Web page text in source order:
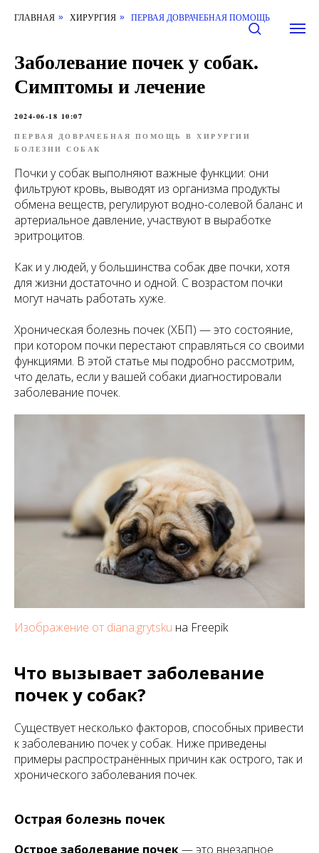
ГЛАВНАЯ » ХИРУРГИЯ » ПЕРВАЯ ДОВРАЧЕБНАЯ ПОМОЩЬ
Заболевание почек у собак.
Симптомы и лечение
2024-06-18 10:07
ПЕРВАЯ ДОВРАЧЕБНАЯ ПОМОЩЬ В ХИРУРГИИ
БОЛЕЗНИ СОБАК
Почки у собак выполняют важные функции: они
фильтруют кровь, выводят из организма продукты
обмена веществ, регулируют водно-солевой баланс и
артериальное давление, участвуют в выработке
эритроцитов.
Как и у людей, у большинства собак две почки, хотя
для жизни достаточно и одной. С возрастом почки
могут начать работать хуже.
Хроническая болезнь почек (ХБП) — это состояние,
при котором почки перестают справляться со своими
функциями. В этой статье мы подробно рассмотрим,
что делать, если у вашей собаки диагностировали
заболевание почек.
Изображение от diana.grytsku на Freepik
Что вызывает заболевание
почек у собак?
Существует несколько факторов, способных привести
к заболеванию почек у собак. Ниже приведены
примеры распространённых причин как острого, так и
хронического заболевания почек.
Острая болезнь почек
Острое заболевание почек— это внезапное